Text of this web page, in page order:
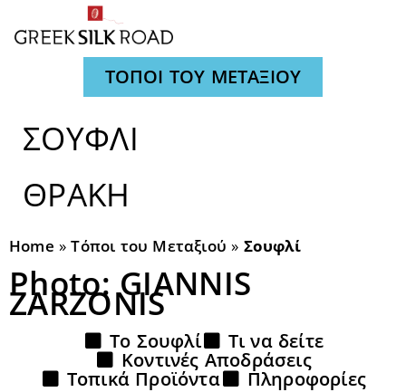
ΤΟΠΟΙ ΤΟΥ ΜΕΤΑΞΙΟΥ
ΣΟΥΦΛΙ
ΘΡΑΚΗ
Home »Τόποι του Μεταξιού » Σουφλί
Photo: GIANNIS
ZARZONIS
Το Σουφλί Τι να δείτε
Κοντινές Αποδράσεις
Τοπικά Προϊόντα Πληροφορίες